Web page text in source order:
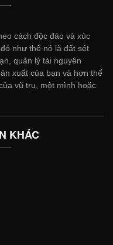
cách độc đáo và xúc
như thể nó là đất sét
quản lý tài nguyên
xuất của bạn và hơn thế
vũ trụ, một mình hoặc
KHÁC